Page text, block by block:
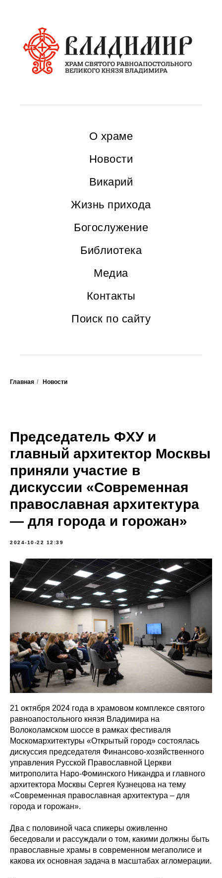
О храме
Новости
Викарий
Жизнь прихода
Богослужение
Библиотека
Медиа
Контакты
Поиск по сайту
Главная / Новости
Председатель ФХУ и
главный архитектор Москвы
приняли участие в
дискуссии «Современная
православная архитектура
— для города и горожан»
2024-10-22 12:39
21 октября 2024 года в храмовом комплексе святого
равноапостольного князя Владимира на
Волоколамском шоссе в рамках фестиваля
Москомархитектуры «Открытый город» состоялась
дискуссия председателя Финансово-хозяйственного
управления Русской Православной Церкви
митрополита Наро-Фоминского Никандра и главного
архитектора Москвы Сергея Кузнецова на тему
«Современная православная архитектура – для
города и горожан».
Два с половиной часа спикеры оживленно
беседовали и рассуждали о том, какими должны быть
православные храмы в современном мегаполисе и
какова их основная задача в масштабах агломерации.